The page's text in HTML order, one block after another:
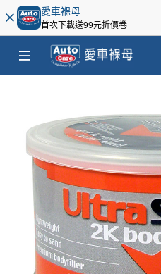
愛車褓母
首次下載送99元折價卷